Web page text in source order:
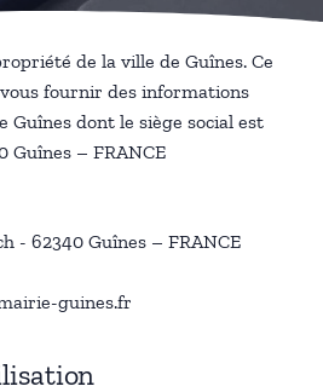
de la ville de Guînes. Ce
fournir des informations
Guînes dont le siège social est
Guînes – FRANCE
- 62340 Guînes – FRANCE
guines.fr